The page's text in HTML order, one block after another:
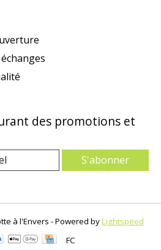
des promotions et
S'abonner
à l'Envers - Powered byLightspeed
FC